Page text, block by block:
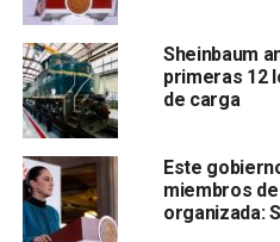
De los dos casos nuevos
conocen datos específicos,
sean dados a conocer por la
la rueda de prensa del martes
Sheinbaum
primeras 12
de carga
Este
miembros
organizada: